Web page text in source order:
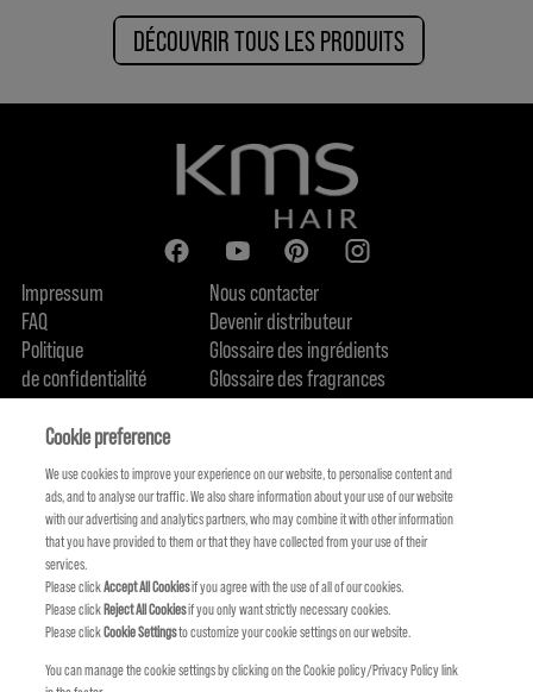
DÉCOUVRIR TOUS LES PRODUITS
Impressum
FAQ
Politique
de confidentialité
Politique de cookie
Qui sommes-nous
Nous contacter
Devenir distributeur
Glossaire des ingrédients
Glossaire des fragrances
Engagement en terme de durabilité
Cookie preference
We use cookies to improve your experience on our website, to personalise content and
ads, and to analyse our traffic. We also share information about your use of our website
with our advertising and analytics partners, who may combine it with other information
that you have provided to them or that they have collected from your use of their
services.
Please clickAccept All Cookiesif you agree with the use of all of our cookies.
Please clickReject All Cookiesif you only want strictly necessary cookies.
Please clickCookie Settingsto customize your cookie settings on our website.
You can manage the cookie settings by clicking on the Cookie policy/Privacy Policy link